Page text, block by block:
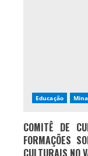
Educação
COMITÊ DE
FORMAÇÕES